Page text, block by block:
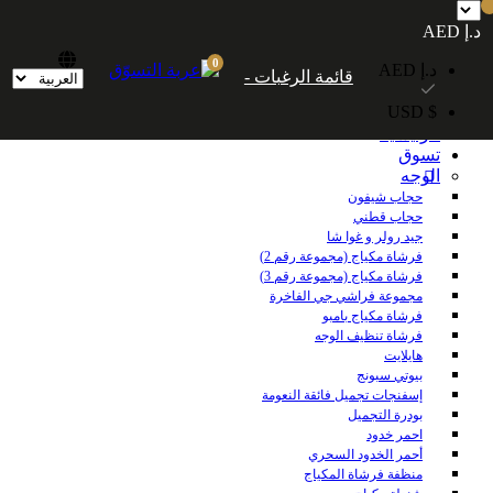
درهمًا إماراتيًا. شحن مجاني عالميًا للطلبات التي تزيد قيمتها عن 600 درهم إماراتي.
تسوق
الوجه
حجاب شيفون
حجاب قطني
جيد رولر و غوا شا
فرشاة مكياج (مجموعة رقم 2)
فرشاة مكياج (مجموعة رقم 3)
مجموعة فراشي جي الفاخرة
فرشاة مكياج بامبو
فرشاة تنظيف الوجه
هايلايت
بيوتي سبونج
إسفنجات تجميل فائقة النعومة
بودرة التجميل
احمر خدود
أحمر الخدود السحري
منظفة فرشاة المكياج
د.إ AED
د.إ AED
$ USD
قائمة الرغبات -
0